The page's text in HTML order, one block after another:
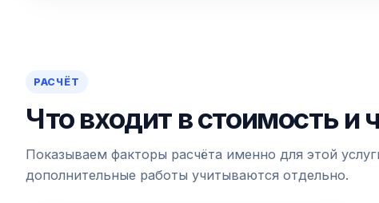
РАСЧЁТ
Что входит в стоимость и
Показываем факторы расчёта именно для этой
дополнительные работы учитываются отдельно.